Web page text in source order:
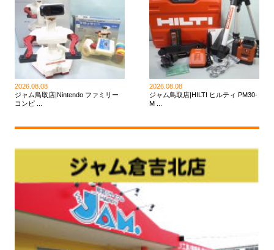
2026.08.08
ジャム鳥取店|Nintendo ファミリー
コンピ ...
2026.08.08
ジャム鳥取店|HILTI ヒルティ PM30-
M ...